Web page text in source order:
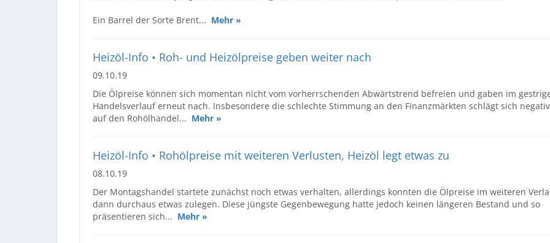
Ein Barrel der Sorte Brent... Mehr »
Heizöl-Info • Roh- und Heizölpreise geben weiter nach
09.10.19
Die Ölpreise können sich momentan nicht vom vorherrschenden Abwärtstrend befreien und gaben im
Handelsverlauf erneut nach. Insbesondere die schlechte Stimmung an den Finanzmärkten schlägt sich negativ
auf den Rohölhandel... Mehr »
Heizöl-Info • Rohölpreise mit weiteren Verlusten, Heizöl legt etwas zu
08.10.19
Der Montagshandel startete zunächst noch etwas verhalten, allerdings konnten die Ölpreise im weiteren
dann durchaus etwas zulegen. Diese jüngste Gegenbewegung hatte jedoch keinen längeren Bestand und so
präsentieren sich... Mehr »